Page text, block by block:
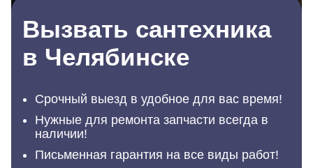
Вызвать сантехника
в Челябинске
Срочный выезд в удобное для вас время!
Нужные для ремонта запчасти всегда в
наличии!
Письменная гарантия на все виды работ!